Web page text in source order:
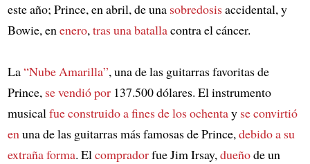
este año; Prince, en abril, de una sobredosisaccidental, y
Bowie, enenero,tras una batallacontra el cáncer.
La“Nube Amarilla”, una de las guitarras favoritas de
Prince, se vendió por137.500 dólares. El instrumento
musicalfue construidoa fines de los ochentay se convirtió
enuna de las guitarras más famosas de Prince,debido a su
extraña forma. Elcompradorfue Jim Irsay,dueñode un